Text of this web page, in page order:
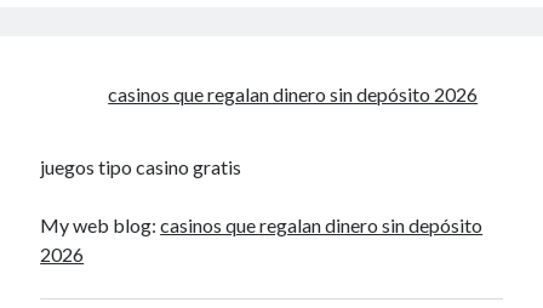
casinos que regalan dinero sin depósito 2026
juegos tipo casino gratis
My web blog:casinos que regalan dinero sin depósito
2026